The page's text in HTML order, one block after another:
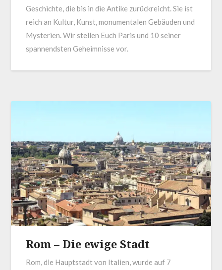
Geschichte, die bis in die Antike zurückreicht. Sie ist
reich an Kultur, Kunst, monumentalen Gebäuden und
Mysterien. Wir stellen Euch Paris und 10 seiner
spannendsten Geheimnisse vor.
Rom – Die ewige Stadt
Rom, die Hauptstadt von Italien, wurde auf 7